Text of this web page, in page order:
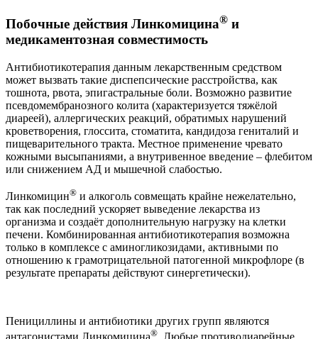
Побочные действия Линкомицина® и
медикаментозная совместимость
Антибиотикотерапия данным лекарственным средством
может вызвать такие диспепсические расстройства, как
тошнота, рвота, эпигастральные боли. Возможно развитие
псевдомембранозного колита (характеризуется тяжёлой
диареей), аллергических реакций, обратимых нарушений
кроветворения, глоссита, стоматита, кандидоза гениталий и
пищеварительного тракта. Местное применение чревато
кожными высыпаниями, а внутривенное введение – флебитом
или снижением АД и мышечной слабостью.
Линкомицин® и алкоголь совмещать крайне нежелательно,
так как последний ускоряет выведение лекарства из
организма и создаёт дополнительную нагрузку на клетки
печени. Комбинированная антибиотикотерапия возможна
только в комплексе с аминогликозидами, активными по
отношению к грамотрицательной патогенной микрофлоре (в
результате препараты действуют синергетически).
Пенициллины и антибиотики других групп являются
®